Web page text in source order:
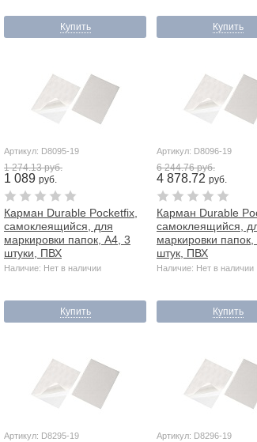
Купить Купить
Артикул: D8095-19
1 274.13 руб.
1 089 руб.
Карман Durable Pocketfix,
самоклеящийся, для
маркировки папок, А4, 3
штуки, ПВХ
Наличие: Нет в наличии
Купить
Артикул: D8096-19
6 244.76 руб.
4 878.72 руб.
Карман Durable
самоклеящийся,
маркировки
штук, ПВХ
Наличие: Нет в наличии
Купить
Артикул: D8295-19 Артикул: D8296-19